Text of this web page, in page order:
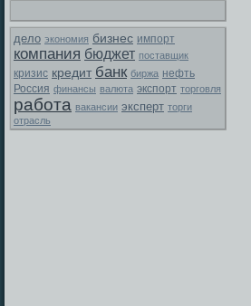
дело экономия бизнес импорт
компания бюджет поставщик
кризис кредит банк биржа нефть
Россия финансы валюта экспорт торговля
работа вакансии эксперт торги
отрасль